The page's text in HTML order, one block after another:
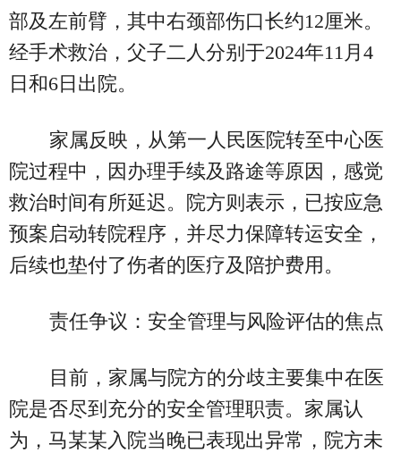
部及左前臂，其中右颈部伤口长约12厘米。
经手术救治，父子二人分别于2024年11月4
日和6日出院。
家属反映，从第一人民医院转至中心医
院过程中，因办理手续及路途等原因，感觉
救治时间有所延迟。院方则表示，已按应急
预案启动转院程序，并尽力保障转运安全，
后续也垫付了伤者的医疗及陪护费用。
责任争议：安全管理与风险评估的焦点
目前，家属与院方的分歧主要集中在医
院是否尽到充分的安全管理职责。家属认
为，马某某入院当晚已表现出异常，院方未